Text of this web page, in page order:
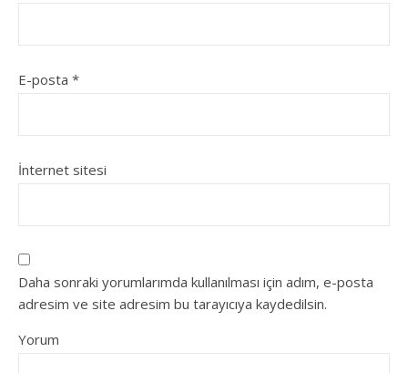
E-posta *
İnternet sitesi
Daha sonraki yorumlarımda kullanılması için adım, e-posta
adresim ve site adresim bu tarayıcıya kaydedilsin.
Yorum